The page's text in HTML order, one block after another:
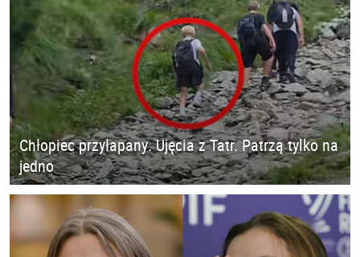
Chłopiec przyłapany. Ujęcia z Tatr. Patrzą tylko na
jedno